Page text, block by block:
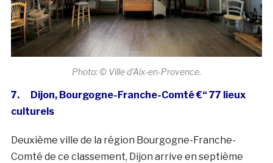
Photo: © Ville d’Aix-en-Provence.
7. Dijon, Bourgogne-Franche-Comté €“ 77 lieux
culturels
Deuxième ville de la région Bourgogne-Franche-
Comté de ce classement, Dijon arrive en septième